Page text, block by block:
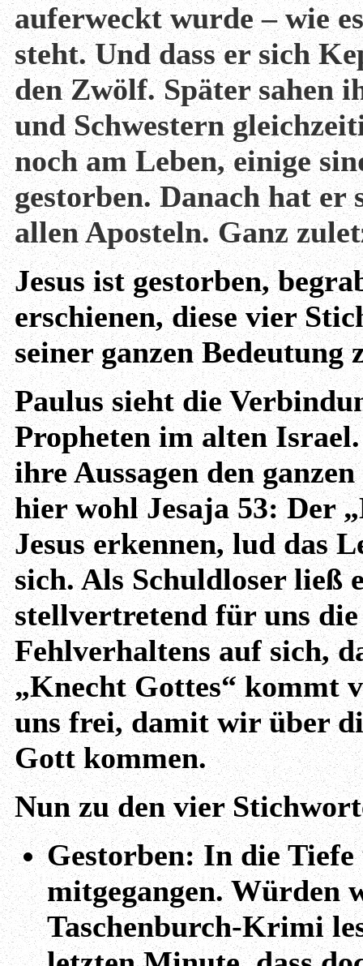
auferweckt wurde – wie
steht. Und dass er sich
den Zwölf. Später sahen
und Schwestern
noch am Leben, einige
gestorben. Danach hat er
allen Aposteln. Ganz
Jesus ist gestorben,
erschienen, diese vier
seiner ganzen Bedeutung
Paulus sieht die
Propheten im alten
ihre Aussagen den
hier wohl Jesaja 53: Der
Jesus erkennen, lud das
sich. Als Schuldloser ließ
stellvertretend für uns die
Fehlverhaltens auf sich,
„Knecht Gottes“ kommt
uns frei, damit wir über
Gott kommen.
Nun zu den vier
Gestorben: In die
mitgegangen. Würden
Taschenburch-Krimi